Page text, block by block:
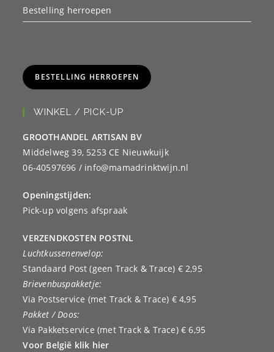
Bestelling herroepen
BESTELLING HERROEPEN
WINKEL / PICK-UP
GROOTHANDEL ARTISAN BV
Middelweg 39, 5253 CE Nieuwkuijk
06-40597696 / info@mamadrinktwijn.nl
Openingstijden:
Pick-up volgens afspraak
VERZENDKOSTEN POSTNL
Luchtkussenenvelop:
Standaard Post (geen Track & Trace) € 2,95
Brievenbuspakketje:
Via Postservice (met Track & Trace) € 4,95
Pakket / Doos:
Via Pakketservice (met Track & Trace) € 6,95
Voor België klik hier